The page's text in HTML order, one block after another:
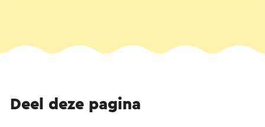
Deel deze pagina